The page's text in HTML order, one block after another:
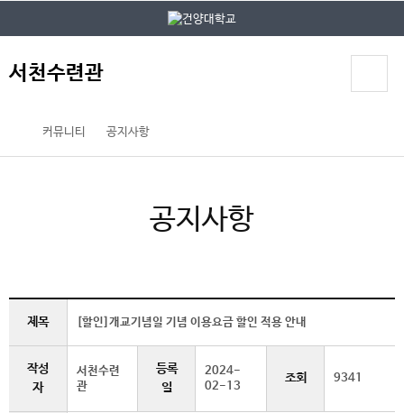
서천수련관
커뮤니티 공지사항
공지사항
제목 [할인]개교기념일 기념 이용요금 할인 적용 안내
작성
자
서천수련
관
등록
일
2024-
02-13
조회 9341